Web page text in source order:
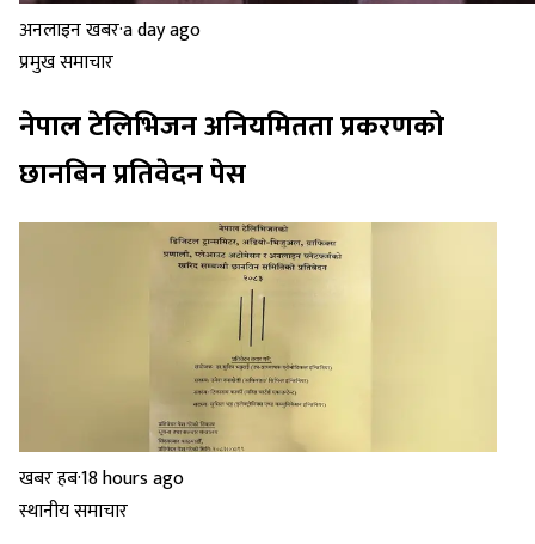
अनलाइन खबर·a day ago
प्रमुख समाचार
नेपाल टेलिभिजन अनियमितता प्रकरणको
छानबिन प्रतिवेदन पेस
खबर हब·18 hours ago
स्थानीय समाचार